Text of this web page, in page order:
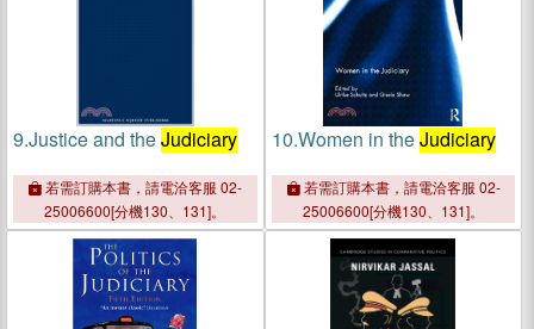
9.Justice and theJudiciary
若需訂購本書，請電洽客服 02-
25006600[分機130、131]。
10.Women in theJudiciary
若需訂購本書，請電洽客服 02-
25006600[分機130、131]。